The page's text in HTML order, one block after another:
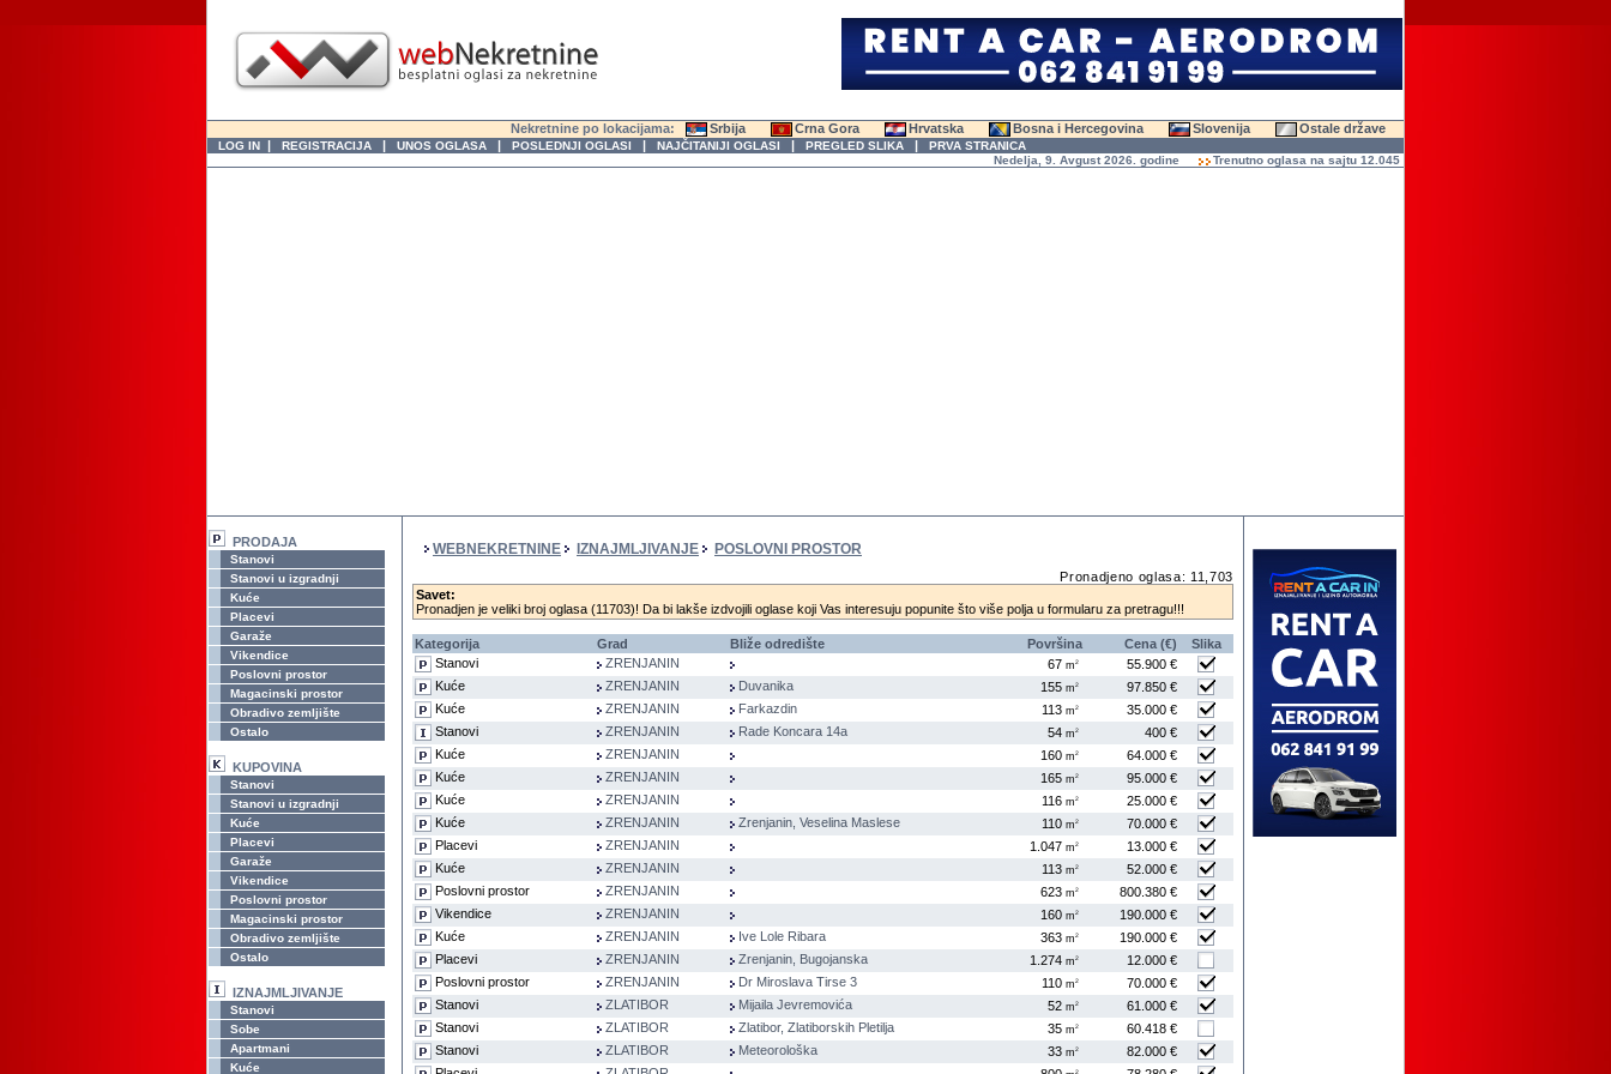
Nekretnine po lokacijama: Srbija Crna Gora Hrvatska Bosna i Hercegovina Slovenija Ostale države
LOG IN | REGISTRACIJA | UNOS OGLASA | POSLEDNJI OGLASI | NAJČITANIJI OGLASI | PREGLED SLIKA | PRVA STRANICA
Nedelja, 9. Avgust 2026. godine
Trenutno oglasa na sajtu 12.045 (47.453 slika)
PRODAJA
Stanovi
Stanovi u izgradnji
Kuće
Placevi
Garaže
Vikendice
Poslovni prostor
Magacinski prostor
Obradivo zemljište
Ostalo
KUPOVINA
Stanovi
Stanovi u izgradnji
Kuće
Placevi
Garaže
Vikendice
Poslovni prostor
Magacinski prostor
Obradivo zemljište
Ostalo
IZNAJMLJIVANJE
Stanovi
Sobe
Apartmani
Kuće
WEBNEKRETNINE IZNAJMLJIVANJE POSLOVNI PROSTOR
Pronadjeno oglasa: 11,703
Savet:
Pronadjen je veliki broj oglasa (11703)! Da bi lakše izdvojili oglase koji Vas interesuju popunite što više polja u formularu za pretragu!!!
Kategorija Grad Bliže odredište Površina Cena (€)
Slika
Stanovi
ZRENJANIN 67 m2
55.900 €
Kuće
ZRENJANIN Duvanika 155 m2
97.850 €
Kuće
ZRENJANIN Farkazdin 113 m2
35.000 €
Stanovi
ZRENJANIN Rade Koncara 14a 54 m2
400 €
Kuće
ZRENJANIN 160 m2
64.000 €
Kuće
ZRENJANIN 165 m2
95.000 €
Kuće
ZRENJANIN 116 m2
25.000 €
Kuće
ZRENJANIN Zrenjanin, Veselina Maslese 110 m2
70.000 €
Placevi
ZRENJANIN 1.047 m2
13.000 €
Kuće
ZRENJANIN 113 m2
52.000 €
Poslovni prostor
ZRENJANIN 623 m2
800.380 €
Vikendice
ZRENJANIN 160 m2
190.000 €
Kuće
ZRENJANIN Ive Lole Ribara 363 m2
190.000 €
Placevi
ZRENJANIN Zrenjanin, Bugojanska 1.274 m2
12.000 €
Poslovni prostor
ZRENJANIN Dr Miroslava Tirse 3 110 m2
70.000 €
Stanovi
ZLATIBOR Mijaila Jevremovića 52 m2
61.000 €
Stanovi
ZLATIBOR Zlatibor, Zlatiborskih Pletilja 35 m2
60.418 €
Stanovi
ZLATIBOR Meteorološka 33 m2
82.000 €
2